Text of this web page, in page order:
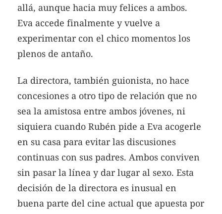
allá, aunque hacia muy felices a ambos.
Eva accede finalmente y vuelve a
experimentar con el chico momentos los
plenos de antaño.
La directora, también guionista, no hace
concesiones a otro tipo de relación que no
sea la amistosa entre ambos jóvenes, ni
siquiera cuando Rubén pide a Eva acogerle
en su casa para evitar las discusiones
continuas con sus padres. Ambos conviven
sin pasar la línea y dar lugar al sexo. Esta
decisión de la directora es inusual en
buena parte del cine actual que apuesta por